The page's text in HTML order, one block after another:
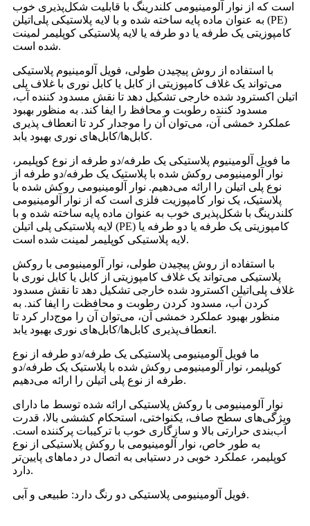
است که از نوار آلومینیومی کلندرینگ با قابلیت شکل‌پذیری خوب
به عنوان ماده پایه ساخته شده و با لایه پلاستیکی پلی‌اتیلن (PE)
کامپوزیتی یک طرفه یا دو طرفه یا لایه پلاستیکی کوپلیمر لمینت
شده است.
با استفاده از روش پیچیدن طولی، فویل آلومینیوم پلاستیکی
می‌تواند یک غلاف کامپوزیتی از کابل یا کابل نوری با غلاف پلی
اتیلن اکسترود شده خارجی تشکیل دهد تا نقش مسدود کننده آب،
مسدود کننده رطوبت و محافظ را ایفا کند. به منظور بهبود
عملکرد خمشی آن، می‌توان آن را موجدار کرد تا انعطاف پذیری
کابل‌ها/کابل‌های نوری بهبود یابد.
ما فویل آلومینیوم پلاستیکی یک طرفه/دو طرفه از نوع کوپلیمر،
نوار آلومینیومی روکش شده با پلاستیک یک طرفه/دو طرفه از
نوع پلی اتیلن را ارائه می‌دهیم. نوار آلومینیومی روکش شده با
پلاستیک، یک نوار کامپوزیت فلزی است که از نوار آلومینیومی
کلندرینگ با شکل‌پذیری خوب به عنوان ماده پایه ساخته شده و با
لایه پلاستیکی پلی اتیلن (PE) کامپوزیتی یک طرفه یا دو طرفه یا
لایه پلاستیکی کوپلیمر لمینت شده است.
با استفاده از روش پیچیدن طولی، نوار آلومینیومی با روکش
پلاستیکی می‌تواند یک غلاف کامپوزیتی از کابل یا کابل نوری با
غلاف پلی‌اتیلن اکسترود شده خارجی تشکیل دهد تا نقش مسدود
کردن آب، مسدود کردن رطوبت و محافظت را ایفا کند. به
منظور بهبود عملکرد خمشی آن، می‌توان آن را موج‌دار کرد تا
انعطاف‌پذیری کابل‌ها/کابل‌های نوری بهبود یابد.
ما فویل آلومینیومی پلاستیکی یک طرفه/دو طرفه از نوع
کوپلیمر، نوار آلومینیومی روکش شده با پلاستیک یک طرفه/دو
طرفه از نوع پلی اتیلن را ارائه می‌دهیم.
نوار آلومینیومی با روکش پلاستیکی ارائه شده توسط ما دارای
ویژگی‌های سطح صاف، یکنواختی، استحکام کششی بالا، قدرت
آب‌بندی حرارتی بالا و سازگاری خوب با ترکیبات پرکننده است.
به طور خاص، نوار آلومینیومی با روکش پلاستیکی از نوع
کوپلیمر، عملکرد خوبی در دستیابی به اتصال در دماهای پایین‌تر
دارد.
فویل آلومینیومی پلاستیکی دو رنگ دارد: طبیعی و آبی.